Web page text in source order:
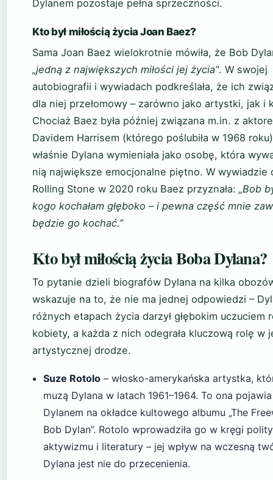
Dylanem pozostaje pełna sprzeczności.
Kto był miłością życia Joan Baez?
Sama Joan Baez wielokrotnie mówiła, że Bob
„jedną z największych miłości jej życia”. W swojej
autobiografii i wywiadach podkreślała, że ich
dla niej przełomowy – zarówno jako artystki, jak i
Chociaż Baez była później związana m.in. z
Davidem Harrisem (którego poślubiła w 1968
właśnie Dylana wymieniała jako osobę, która
nią największe emocjonalne piętno. W wywiadzie
Rolling Stone w 2020 roku Baez przyznała: „Bob
kogo kochałam głęboko – i pewna część mnie
będzie go kochać.”
Kto był miłością życia Boba Dylana?
To pytanie dzieli biografów Dylana na kilka
wskazuje na to, że nie ma jednej odpowiedzi –
różnych etapach życia darzył głębokim uczuciem
kobiety, a każda z nich odegrała kluczową rolę w
artystycznej drodze.
Suze Rotolo – włosko-amerykańska artystka,
muzą Dylana w latach 1961–1964. To ona
Dylanem na okładce kultowego albumu „The
Bob Dylan”. Rotolo wprowadziła go w kręgi
aktywizmu i literatury – jej wpływ na wczesną
Dylana jest nie do przecenienia.